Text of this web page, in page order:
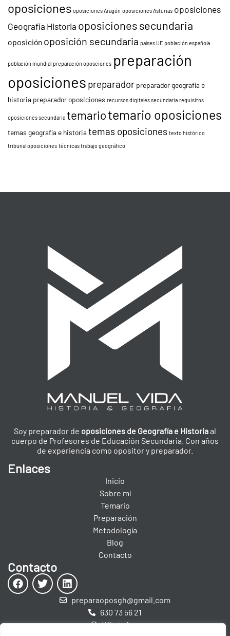
oposiciones oposiciones Aragón oposiciones Asturias oposiciones
Geografía Historia oposiciones secundaria
oposición oposición secundaria países UE población española
población mundial preparación oposciones preparación
oposiciones preparador preparador geografía e
historia preparador oposiciones recursos digitales secundaria requisitos
oposiciones secundaria temariotemario oposiciones
temas geografía e historia temas oposiciones texto histórico
tribunal oposiciones técnicas trabajo geográfico
Soy preparador de oposiciones de Geografía e Historiaal
cuerpo de Profesores de Educación Secundaria. Con años
de experiencia como opositor y preparador.
Enlaces
Inicio
Sobre mí
Temario
Preparación
Metodología
Blog
Contacto
Contacto
preparaoposgh@gmail.com
630 73 56 21
WhatsApp